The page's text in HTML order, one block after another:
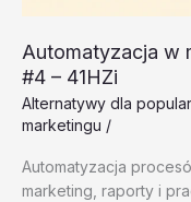
Automatyzacja w
#4 – 41HZi
Alternatywy dla
marketingu /
Automatyzacja
marketing, raporty i